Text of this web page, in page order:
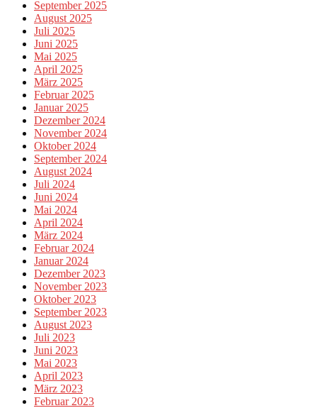
September 2025
August 2025
Juli 2025
Juni 2025
Mai 2025
April 2025
März 2025
Februar 2025
Januar 2025
Dezember 2024
November 2024
Oktober 2024
September 2024
August 2024
Juli 2024
Juni 2024
Mai 2024
April 2024
März 2024
Februar 2024
Januar 2024
Dezember 2023
November 2023
Oktober 2023
September 2023
August 2023
Juli 2023
Juni 2023
Mai 2023
April 2023
März 2023
Februar 2023